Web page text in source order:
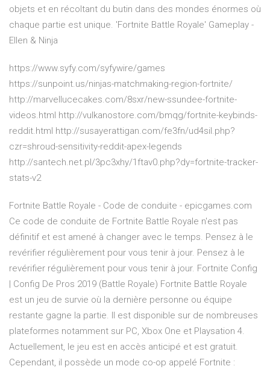
objets et en récoltant du butin dans des mondes énormes où
chaque partie est unique. 'Fortnite Battle Royale' Gameplay -
Ellen & Ninja
https://www.syfy.com/syfywire/games
https://sunpoint.us/ninjas-matchmaking-region-fortnite/
http://marvellucecakes.com/8sxr/new-ssundee-fortnite-
videos.html http://vulkanostore.com/bmqg/fortnite-keybinds-
reddit.html http://susayerattigan.com/fe3fn/ud4sil.php?
czr=shroud-sensitivity-reddit-apex-legends
http://santech.net.pl/3pc3xhy/1ftav0.php?dy=fortnite-tracker-
stats-v2
Fortnite Battle Royale - Code de conduite - epicgames.com
Ce code de conduite de Fortnite Battle Royale n'est pas
définitif et est amené à changer avec le temps. Pensez à le
revérifier régulièrement pour vous tenir à jour. Pensez à le
revérifier régulièrement pour vous tenir à jour. Fortnite Config
| Config De Pros 2019 (Battle Royale) Fortnite Battle Royale
est un jeu de survie où la dernière personne ou équipe
restante gagne la partie. Il est disponible sur de nombreuses
plateformes notamment sur PC, Xbox One et Playsation 4.
Actuellement, le jeu est en accès anticipé et est gratuit.
Cependant, il possède un mode co-op appelé Fortnite :